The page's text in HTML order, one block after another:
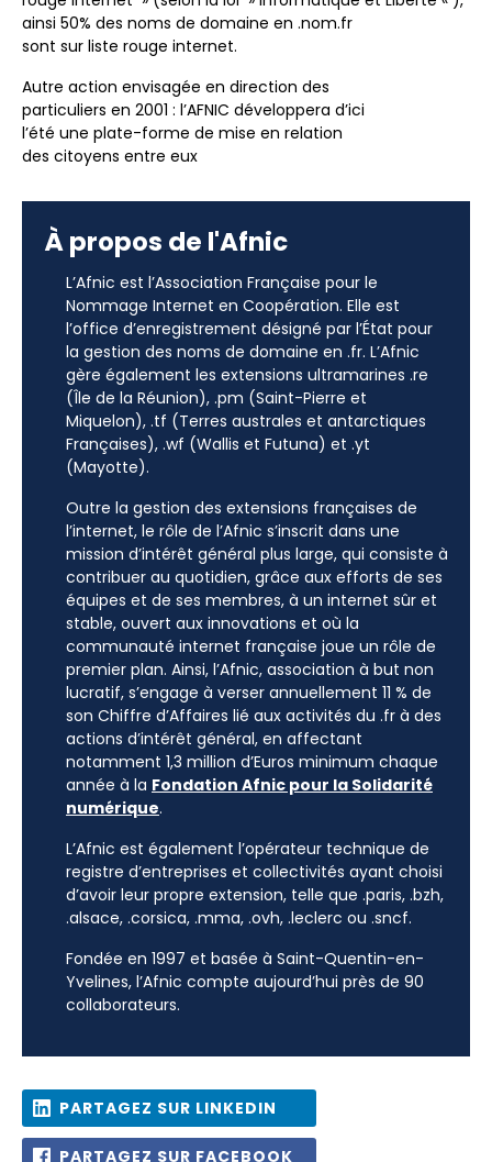
ainsi 50% des noms de domaine en .nom.fr
sont sur liste rouge internet.
Autre action envisagée en direction des
particuliers en 2001 : l’AFNIC développera d’ici
l’été une plate-forme de mise en relation
des citoyens entre eux
À propos de l'Afnic
L’Afnic est l’Association Française pour le
Nommage Internet en Coopération. Elle est
l’office d’enregistrement désigné par l’État pour
la gestion des noms de domaine en .fr. L’Afnic
gère également les extensions ultramarines .re
(Île de la Réunion), .pm (Saint-Pierre et
Miquelon), .tf (Terres australes et antarctiques
Françaises), .wf (Wallis et Futuna) et .yt
(Mayotte).
Outre la gestion des extensions françaises de
l’internet, le rôle de l’Afnic s’inscrit dans une
mission d’intérêt général plus large, qui consiste à
contribuer au quotidien, grâce aux efforts de ses
équipes et de ses membres, à un internet sûr et
stable, ouvert aux innovations et où la
communauté internet française joue un rôle de
premier plan. Ainsi, l’Afnic, association à but non
lucratif, s’engage à verser annuellement 11 % de
son Chiffre d’Affaires lié aux activités du .fr à des
actions d’intérêt général, en affectant
notamment 1,3 million d’Euros minimum chaque
année à la Fondation Afnic pour la Solidarité
numérique.
L’Afnic est également l’opérateur technique de
registre d’entreprises et collectivités ayant choisi
d’avoir leur propre extension, telle que .paris, .bzh,
.alsace, .corsica, .mma, .ovh, .leclerc ou .sncf.
Fondée en 1997 et basée à Saint-Quentin-en-
Yvelines, l’Afnic compte aujourd’hui près de 90
collaborateurs.
PARTAGEZ SUR LINKEDIN
PARTAGEZ SUR FACEBOOK